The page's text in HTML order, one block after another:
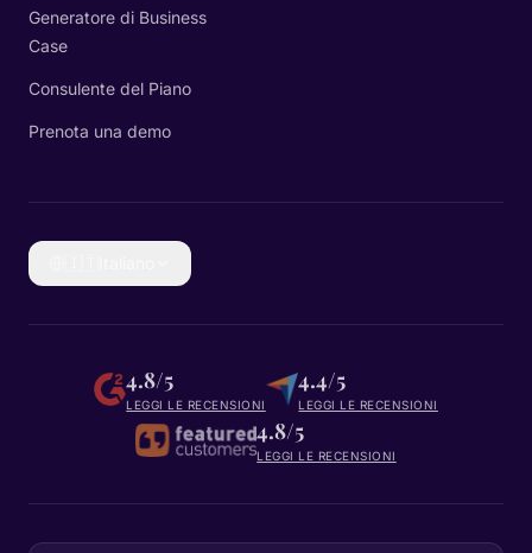
Generatore di Business
Case
Consulente del Piano
Prenota una demo
4.8/5
LEGGI LE RECENSIONI
4.4/5
LEGGI LE RECENSIONI
4.8/5
LEGGI LE RECENSIONI